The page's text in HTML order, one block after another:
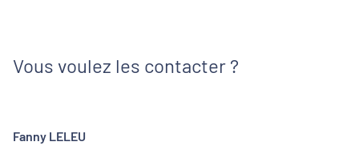
Vous voulez les contacter ?
Fanny LELEU